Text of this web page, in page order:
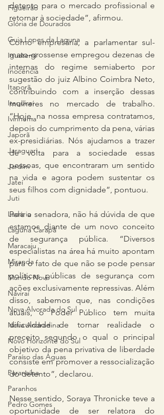
Figueirão
Glória de Dourados
Guia Lopes da Laguna
Iguatemi
Inocência
Itaporã
Itaquiraí
Ivinhema
Japorã
Jaraguari
Jardim
Jateí
Juti
Ladário
Laguna Carapã
Maracaju
Miranda
Mundo Novo
Naviraí
Nova Alvorada do Sul
Nova Andradina
Novo Horizonte do Sul
Paraíso das Águas
Paranaíba
Paranhos
Pedro Gomes
detento para o mercado profissional e
retornar à sociedade”, afirmou.
Como empresária, a parlamentar sul-
mato-grossense empregou dezenas de
internas do regime semiaberto por
sugestão do juiz Albino Coimbra Neto,
contribuindo com a inserção dessas
mulheres no mercado de trabalho.
“Hoje, na nossa empresa contratamos,
depois do cumprimento da pena, várias
ex-presidiárias. Nós ajudamos a trazer
de volta para a sociedade essas
pessoas, que encontraram um sentido
na vida e agora podem sustentar os
seus filhos com dignidade”, pontuou.
Para a senadora, não há dúvida de que
estamos diante de um novo conceito
de segurança pública. “Diversos
especialistas na área há muito apontam
para o fato de que não se pode pensar
políticas públicas de segurança com
ações exclusivamente repressivas. Além
disso, sabemos que, nas condições
atuais, o Poder Público tem muita
dificuldade de tornar realidade o
preceito segundo o qual o principal
objetivo da pena privativa de liberdade
consiste em promover a ressocialização
do detento”, declarou.
Nesse sentido, Soraya Thronicke teve a
oportunidade de ser relatora do